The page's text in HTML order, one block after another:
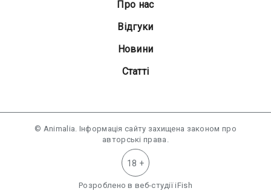
Про нас
Відгуки
Новини
Статті
© Animalia. Інформація сайту захищена законом про
авторські права.
18 +
Розроблено ввеб-студії iFish